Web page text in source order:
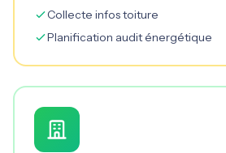
Collecte infos toiture
Planification audit énergétique